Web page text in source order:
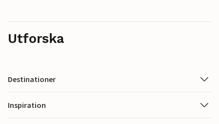
Utforska
Destinationer
Inspiration